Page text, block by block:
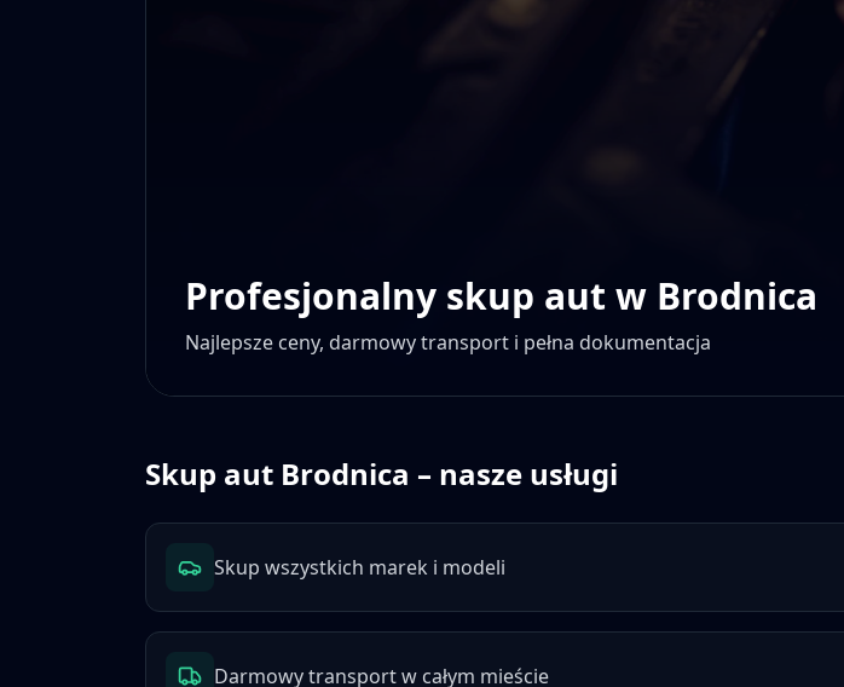
Profesjonalny skup aut w Brodnica
Najlepsze ceny, darmowy transport i pełna dokumentacja
Skup aut Brodnica – nasze usługi
Skup wszystkich marek i modeli
Darmowy transport w całym mieście